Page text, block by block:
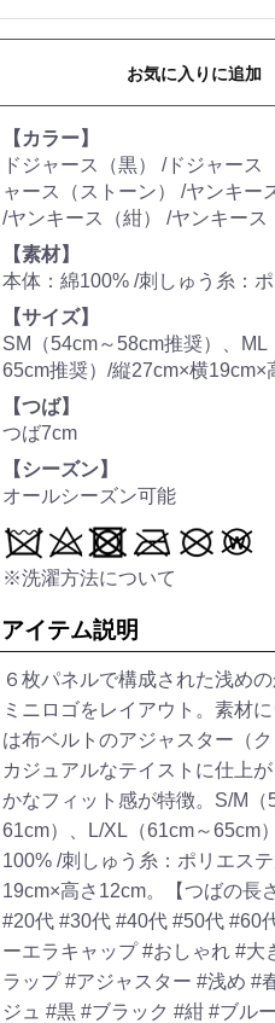
お気に入りに追加
【カラー】
ドジャース（黒） /ドジャース
ャース（ストーン） /ヤンキー
/ヤンキース（紺） /ヤンキース
【素材】
本体：綿100% /刺しゅう糸：
【サイズ】
SM（54cm～58cm推奨）、
65cm推奨）/縦27cm×横19cm×
【つば】
つば7cm
【シーズン】
オールシーズン可能
※洗濯方法について
アイテム説明
６枚パネルで構成された浅め
ミニロゴをレイアウト。素材
は布ベルトのアジャスター（
カジュアルなテイストに仕上
かなフィット感が特徴。S/M
61cm）、L/XL（61cm～65cm
100% /刺しゅう糸：ポリエス
19cm×高さ12cm。【つばの長
#20代 #30代 #40代 #50代 #60
ーエラキャップ#おしゃれ #大
ラップ#アジャスター #浅め #
ジュ #黒 #ブラック #紺 #ブルー